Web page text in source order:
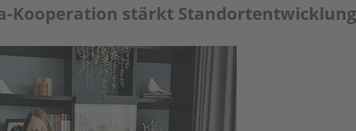
Kooperation stärkt Standortentwicklung